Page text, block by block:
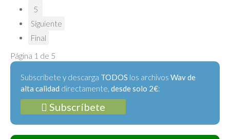
5
Siguiente
Final
Página 1 de 5
Subscríbete y descarga TODOS los archivos Wav de
alta calidad directamente, desde solo 2€:
Subscríbete